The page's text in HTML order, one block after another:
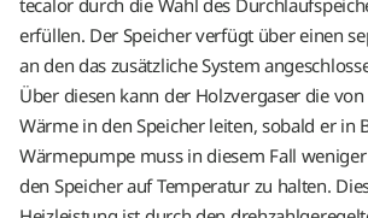
tecalor durch die Wahl des
erfüllen. Der Speicher verfügt über einen
an den das zusätzliche System
Über diesen kann der Holzvergaser die
Wärme in den Speicher leiten, sobald er in
Wärmepumpe muss in diesem Fall
den Speicher auf Temperatur zu halten.